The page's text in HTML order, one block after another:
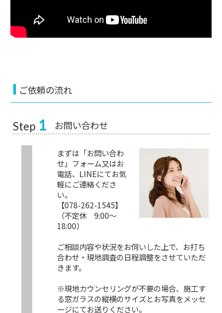
ご依頼の流れ
Step 1 お問い合わせ
まずは「お問い合わ
せ」フォーム又はお
電話、LINEにてお気
軽にご連絡くださ
い。
【078-262-1545】
（不定休 9:00～
18:00）
ご相談内容や状況をお伺いした上で、お打ち
合わせ・現地調査の日程調整をさせていただ
きます。
※現地カウンセリングが不要の場合、施工す
る窓ガラスの縦横のサイズとお写真をメッセ
ージにてお送りください。